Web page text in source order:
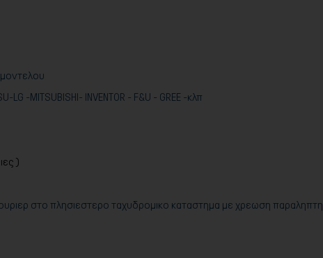
μοντελου
LG -MITSUBISHI- INVENTOR - F&U - GREE -κλπ
)
στο πλησιεστερο ταχυδρομικο καταστημα με χρεωση παραληπτη